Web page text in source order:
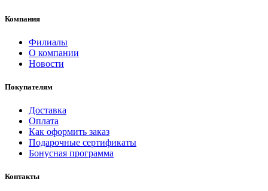
Компания
Филиалы
О компании
Новости
Покупателям
Доставка
Оплата
Как оформить заказ
Подарочные сертификаты
Бонусная программа
Контакты